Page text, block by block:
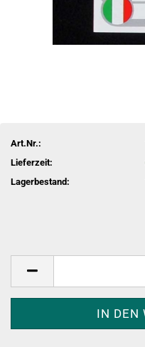
Art.Nr.:
Lieferzeit:
Lagerbestand: